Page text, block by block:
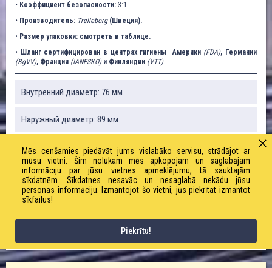
• Коэффициент безопасности: 3:1.
• Производитель: Trelleborg(Швеция).
• Размер упаковки: смотреть в таблице.
• Шланг сертифицирован в центрах гигиены Америки (FDA), Германии
(BgVV), Франции (IANESKO)и Финляндии (VTT)
Внутренний диаметр: 76 мм
Наружный диаметр: 89 мм
Рабочее / предельное давление: 6/18 бар
Вес: 2940 г / м
Радиус изгиба: 152 мм
Mēs cenšamies piedāvāt jums vislabāko servisu, strādājot ar
mūsu vietni. Šim nolūkam mēs apkopojam un saglabājam
informāciju par jūsu vietnes apmeklējumu, tā sauktajām
sīkdatnēm. Sīkdatnes nesavāc un nesaglabā nekādu jūsu
personas informāciju. Izmantojot šo vietni, jūs piekrītat izmantot
sīkfailus!
Piekrītu!